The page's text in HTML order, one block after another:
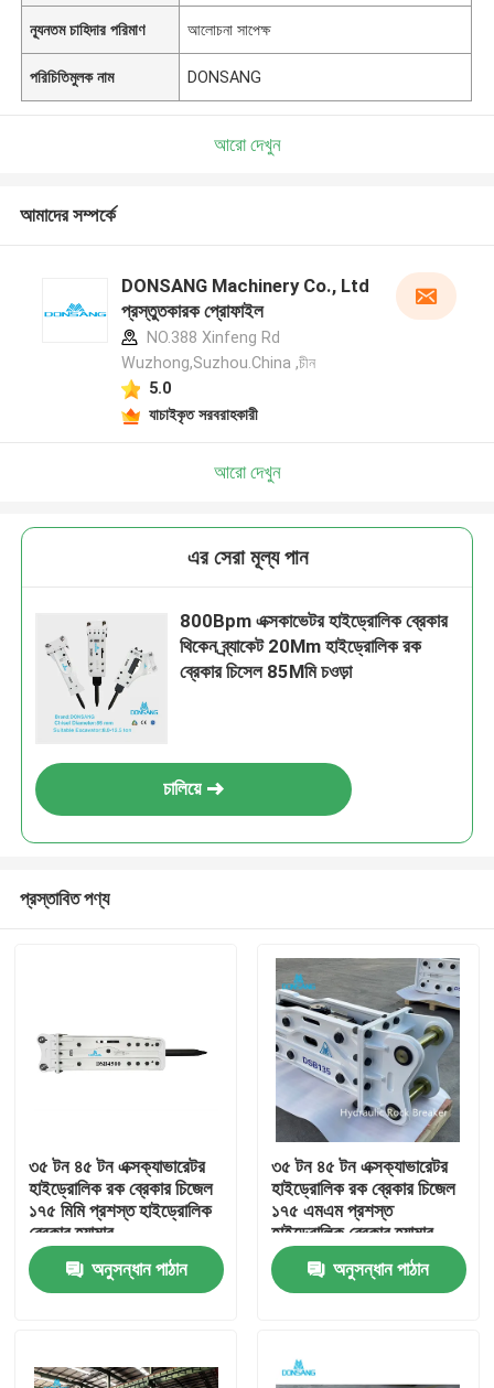
ন্যূনতম চাহিদার পরিমাণ আলোচনা সাপেক্ষ
পরিচিতিমুলক নাম DONSANG
আরো দেখুন
আমাদের সম্পর্কে
DONSANG Machinery Co., Ltd
প্রস্তুতকারক প্রোফাইল
NO.388 Xinfeng Rd
Wuzhong,Suzhou.China ,চীন
5.0
যাচাইকৃত সরবরাহকারী
আরো দেখুন
এর সেরা মূল্য পান
800Bpm এক্সকাভেটর হাইড্রোলিক ব্রেকার
থিকেন ব্র্যাকেট 20Mm হাইড্রোলিক রক
ব্রেকার চিসেল 85Mমি চওড়া
চালিয়ে
প্রস্তাবিত পণ্য
৩৫ টন ৪৫ টন এক্সক্যাভারেটর
হাইড্রোলিক রক ব্রেকার চিজেল
১৭৫ মিমি প্রশস্ত হাইড্রোলিক
ব্রেকার হ্যামার
অনুসন্ধান পাঠান
৩৫ টন ৪৫ টন এক্সক্যাভারেটর
হাইড্রোলিক রক ব্রেকার চিজেল
১৭৫ এমএম প্রশস্ত
হাইড্রোলিক ব্রেকার হ্যামার
অনুসন্ধান পাঠান